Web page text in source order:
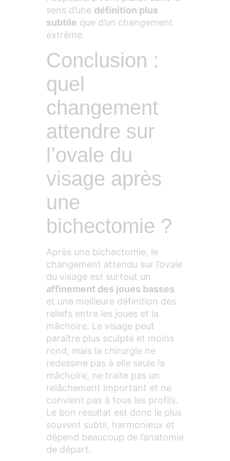
sens d’une définition plus
subtile que d’un changement
extrême.
Conclusion :
quel
changement
attendre sur
l’ovale du
visage après
une
bichectomie ?
Après une bichectomie, le
changement attendu sur l’ovale
du visage est surtout un
affinement des joues basses
et une meilleure définition des
reliefs entre les joues et la
mâchoire. Le visage peut
paraître plus sculpté et moins
rond, mais la chirurgie ne
redessine pas à elle seule la
mâchoire, ne traite pas un
relâchement important et ne
convient pas à tous les profils.
Le bon résultat est donc le plus
souvent subtil, harmonieux et
dépend beaucoup de l’anatomie
de départ.